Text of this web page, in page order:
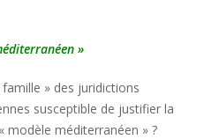
»
» des juridictions
susceptible de justifier la
modèle méditerranéen » ?